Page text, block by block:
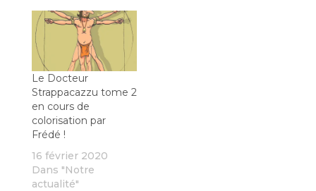
Le Docteur
Strappacazzu tome 2
en cours de
colorisation par
Frédé !
16 février 2020
Dans "Notre
actualité"